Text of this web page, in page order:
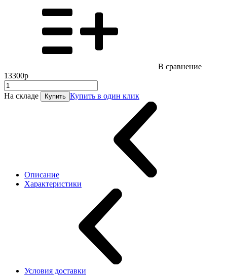
В сравнение
13300р
На складе Купить Купить в один клик
Описание
Характеристики
Условия доставки